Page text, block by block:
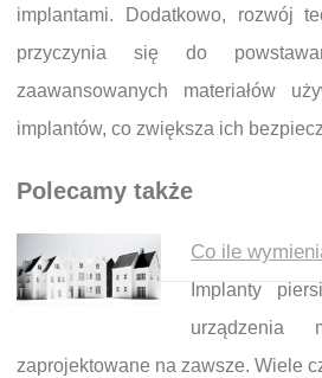
implantami. Dodatkowo, rozwój
przyczynia się do
zaawansowanych materiałów
implantów, co zwiększa ich
Polecamy także
Co ile
Implanty
urządzenia
zaprojektowane na zawsze. Wiele
Nawigacja wpisu